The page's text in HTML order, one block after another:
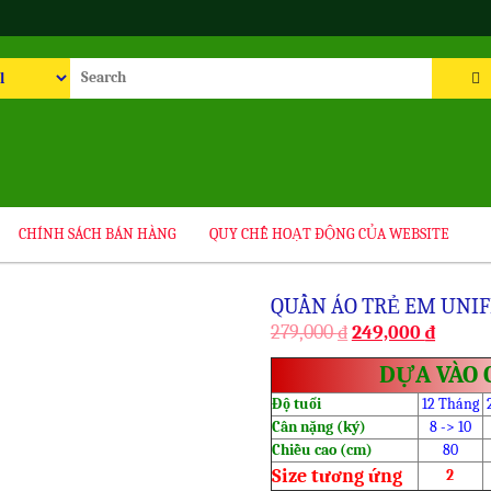
CHÍNH SÁCH BÁN HÀNG QUY CHẾ HOẠT ĐỘNG CỦA WEBSITE
QUẦN ÁO TRẺ EM
279,000₫ 249,000 ₫
DỰA VÀO
Độ tuổi 12 Tháng
Cân nặng (ký)
8 -> 10
Chiều cao (cm)
80
Size tương ứng 2